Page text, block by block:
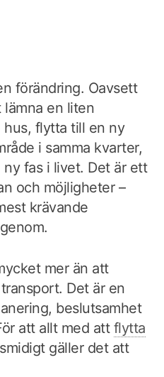
förändring. Oavsett
lämna en liten
flytta till en ny
i samma kvarter,
fas i livet. Det är ett
och möjligheter –
krävande
mer än att
Det är en
beslutsamhet
att allt med att flytta
gäller det att